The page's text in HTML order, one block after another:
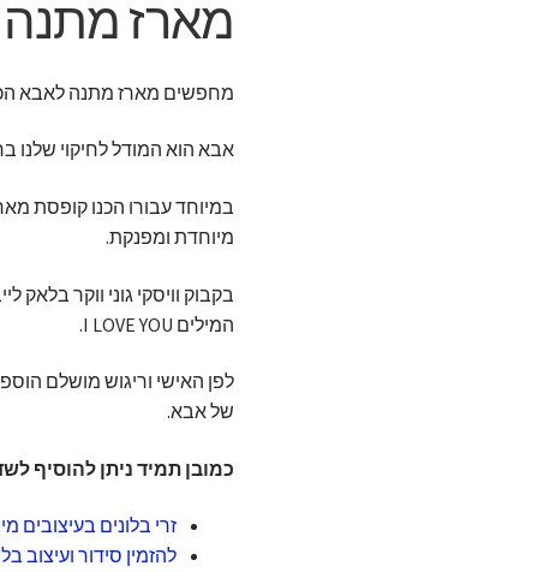
מארז
מחפשים מארז מתנה לאבא
אבא הוא המודל לחיקוי שלנו
מיוחדת ומפנקת.
בקבוק וויסקי גוני ווקר
המילים I LOVE YOU.
לפן האישי וריגוש מושלם
של אבא.
כמובן תמיד ניתן להוסיף
זרי בלונים בעיצובים
להזמין סידור ועיצוב